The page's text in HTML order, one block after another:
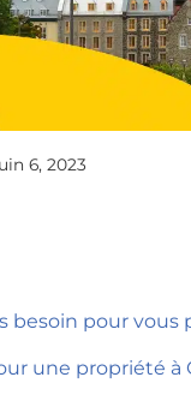
6, 2023
besoin pour
une propriété à